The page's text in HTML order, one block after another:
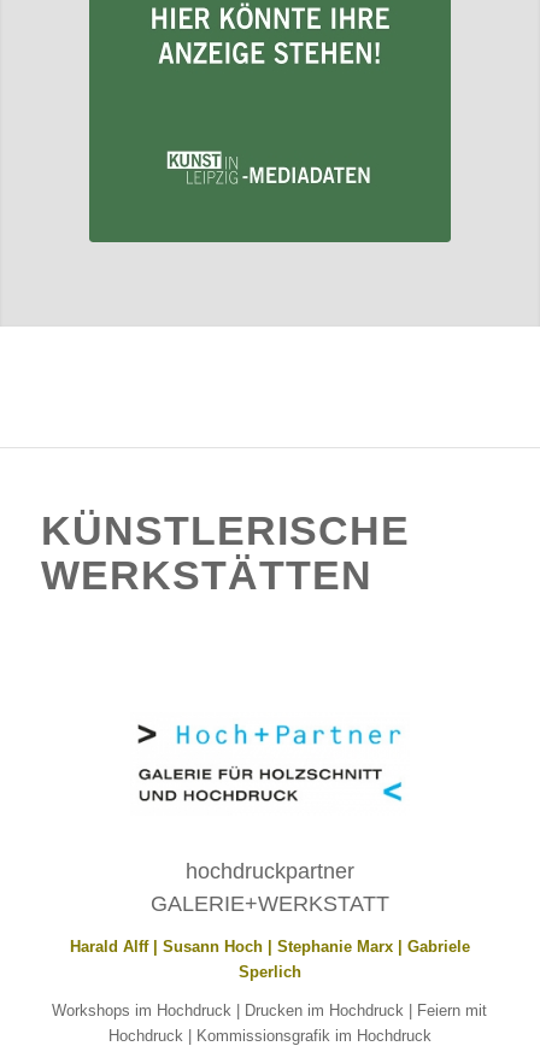
KÜNSTLERISCHE
WERKSTÄTTEN
hochdruckpartner
GALERIE+WERKSTATT
Harald Alff | Susann Hoch | Stephanie Marx | Gabriele
Sperlich
Workshops im Hochdruck | Drucken im Hochdruck | Feiern mit
Hochdruck | Kommissionsgrafik im Hochdruck